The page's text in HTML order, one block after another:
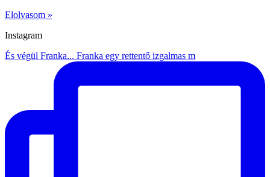
Elolvasom »
Instagram
És végül Franka... Franka egy rettentő izgalmas m